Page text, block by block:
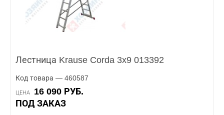
Лестница Krause Corda 3x9 013392
Код товара — 460587
ЦЕНА
16 090 РУБ.
ПОД ЗАКАЗ